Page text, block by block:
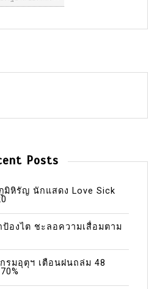
Posts
หิรัญ นักแสดง Love Sick
องไต ชะลอความเสื่อมตาม
มอุตุฯ เตือนฝนถล่ม 48